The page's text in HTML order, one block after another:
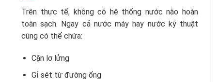
Trên thực tế, không có hệ thống nước nào hoàn
toàn sạch. Ngay cả nước máy hay nước kỹ thuật
cũng có thể chứa:
Cặn lơ lửng
Gỉ sét từ đường ống